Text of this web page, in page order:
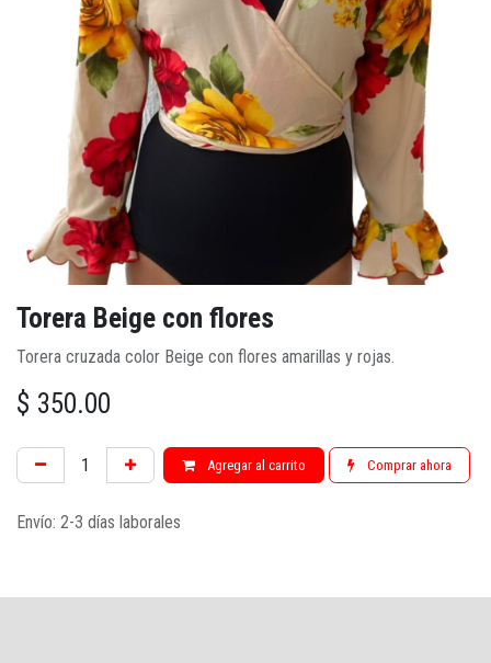
Torera Beige con flores
Torera cruzada color Beige con flores amarillas y rojas.
$ 350.00
Agregar al carrito Comprar ahora
Envío: 2-3 días laborales